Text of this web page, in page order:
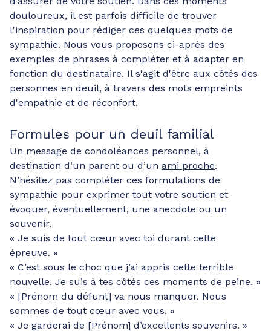
douloureux, il est parfois difficile de trouver
l'inspiration pour rédiger ces quelques mots de
sympathie. Nous vous proposons ci-après des
exemples de phrases à compléter et à adapter en
fonction du destinataire. Il s'agit d'être aux côtés des
personnes en deuil, à travers des mots empreints
d'empathie et de réconfort.
Formules pour un deuil familial
Un message de condoléances personnel, à
destination d’un parent ou d’un ami proche.
N’hésitez pas compléter ces formulations de
sympathie pour exprimer tout votre soutien et
évoquer, éventuellement, une anecdote ou un
souvenir.
« Je suis de tout cœur avec toi durant cette
épreuve. »
« C’est sous le choc que j’ai appris cette terrible
nouvelle. Je suis à tes côtés ces moments de peine. »
« [Prénom du défunt] va nous manquer. Nous
sommes de tout cœur avec vous. »
« Je garderai de [Prénom] d’excellents souvenirs. »